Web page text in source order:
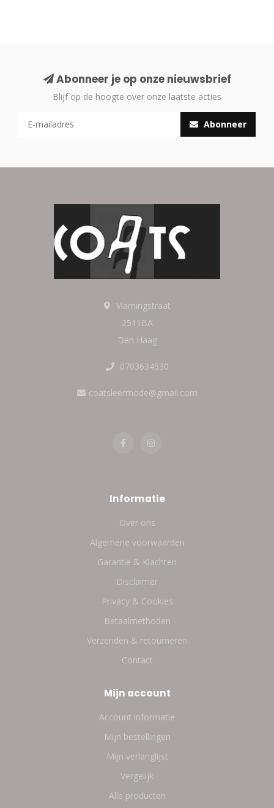
Abonneer je op onze nieuwsbrief
Blijf op de hoogte over onze laatste acties
Abonneer
Vlamingstraat
2511BA
Den Haag
0703634530
coatsleermode@gmail.com
Informatie
Over ons
Algemene voorwaarden
Garantie & Klachten
Disclaimer
Privacy & Cookies
Betaalmethoden
Verzenden & retourneren
Contact
Mijn account
Account informatie
Mijn bestellingen
Mijn verlanglijst
Vergelijk
Alle producten